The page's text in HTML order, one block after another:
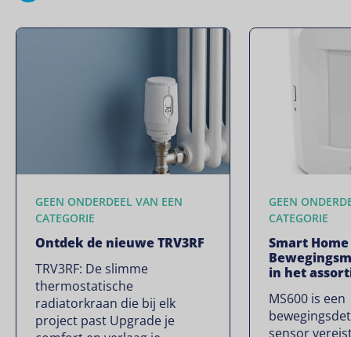
GEEN ONDERDEEL VAN EEN
CATEGORIE
Ontdek de nieuwe TRV3RF
TRV3RF: De slimme
thermostatische
radiatorkraan die bij elk
project past Upgrade je
GEEN
CATEGORIE
Smart Home
in het
MS600 is een
sensor